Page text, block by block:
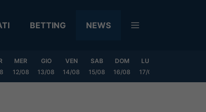
BETTING NEWS
MER
12/08
GIO
13/08
VEN
14/08
SAB
15/08
DOM
16/08
LUN
17/08